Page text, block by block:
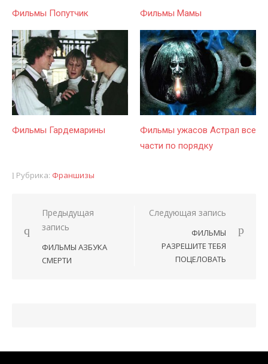
Фильмы Попутчик Фильмы Мамы
Фильмы Гардемарины
Фильмы ужасов Астрал все
части по порядку
Рубрика: Франшизы
Навигация
записям
Предыдущая
запись
ФИЛЬМЫ АЗБУКА
СМЕРТИ
Следующая запись
ФИЛЬМЫ
РАЗРЕШИТЕ ТЕБЯ
ПОЦЕЛОВАТЬ